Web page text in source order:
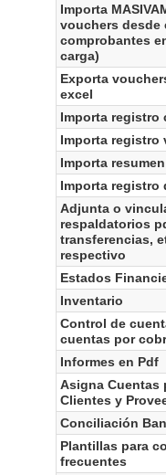
Importa
vouchers desde
comprobantes
carga)
Exporta
excel
Importa registro
Importa registro
Importa
Importa registro
Adjunta o
respaldatorios
transferencias,
respectivo
Estados
Inventario
Control de
cuentas por
Informes en Pdf
Asigna Cuentas
Clientes y
Conciliación
Plantillas para
frecuentes